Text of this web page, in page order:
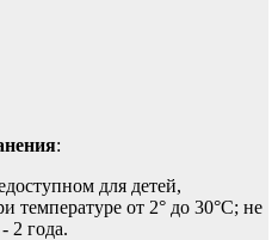
:
для детей,
температуре от 2° до 30°С; не
2 года.